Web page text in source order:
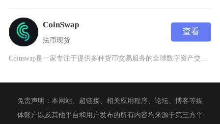
CoinSwap
法币现货
查看
免责声明：本网站、超链接、相关应用程序、论坛、博客等媒
体账户以及其他平台和用户发布的所有内容均来源于第三方平